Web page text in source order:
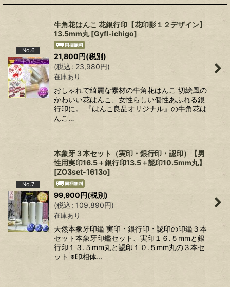
No.6
牛角花はんこ 花銀行印【花印影１２デザイン】
13.5mm丸 [Gyfl-ichigo]
21,800円(税別)
(税込: 23,980円)
在庫あり
おしゃれで綺麗な素材の牛角花はんこ 切絵風の
かわいい花はんこ、女性らしい個性あふれる銀
行印に。 『はんこ良品オリジナル』の牛角花は
んこ…
No.7
本象牙３本セット（実印・銀行印・認印）【男
性用実印16.5＋銀行印13.5＋認印10.5mm丸】
[ZO3set-1613o]
99,900円(税別)
(税込: 109,890円)
在庫あり
天然本象牙印鑑 実印・銀行印・認印の印鑑３本
セット本象牙印鑑セット、実印１６.５mmと銀
行印１３.５mm丸と認印１０.５mm丸の３本セ
ット ※印相体…